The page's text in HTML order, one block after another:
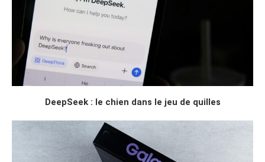
DeepSeek : le chien dans le jeu de quilles